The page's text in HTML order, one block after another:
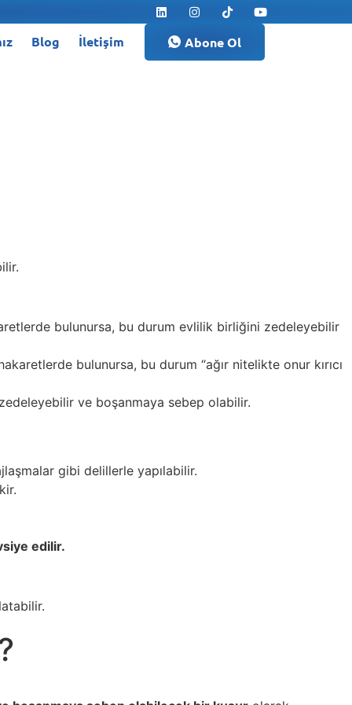
Blog İletişim Abone Ol
bulunursa, bu durum evlilik birliğini zedeleyebilir
bulunursa, bu durum “ağır nitelikte onur kırıcı
ve boşanmaya sebep olabilir.
gibi delillerle yapılabilir.
edilir.